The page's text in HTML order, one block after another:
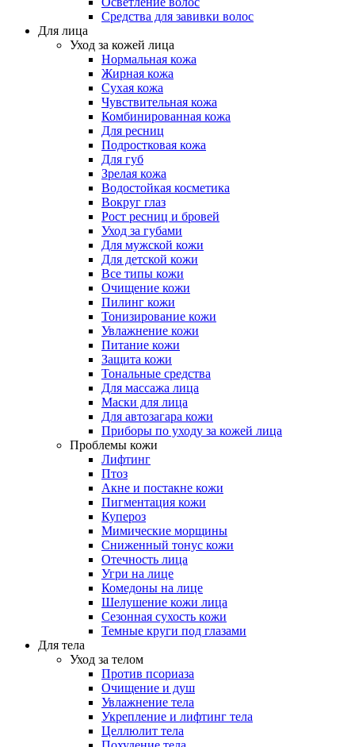
Средства для завивки волос
Для лица
Уход за кожей лица
Нормальная кожа
Жирная кожа
Сухая кожа
Чувствительная кожа
Комбинированная кожа
Для ресниц
Подростковая кожа
Для губ
Зрелая кожа
Водостойкая косметика
Вокруг глаз
Рост ресниц и бровей
Уход за губами
Для мужской кожи
Для детской кожи
Все типы кожи
Очищение кожи
Пилинг кожи
Тонизирование кожи
Увлажнение кожи
Питание кожи
Защита кожи
Тональные средства
Для массажа лица
Маски для лица
Для автозагара кожи
Приборы по уходу за кожей лица
Проблемы кожи
Лифтинг
Птоз
Акне и постакне кожи
Пигментация кожи
Купероз
Мимические морщины
Сниженный тонус кожи
Отечность лица
Угри на лице
Комедоны на лице
Шелушение кожи лица
Сезонная сухость кожи
Темные круги под глазами
Для тела
Уход за телом
Против псориаза
Очищение и душ
Увлажнение тела
Укрепление и лифтинг тела
Целлюлит тела